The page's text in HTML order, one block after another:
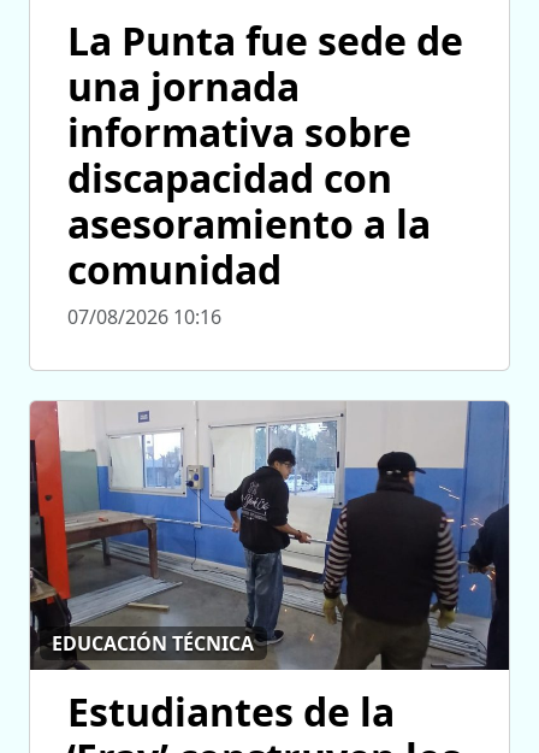
La Punta fue sede de
una jornada
informativa sobre
discapacidad con
asesoramiento a la
comunidad
07/08/2026 10:16
EDUCACIÓN TÉCNICA
Estudiantes de la